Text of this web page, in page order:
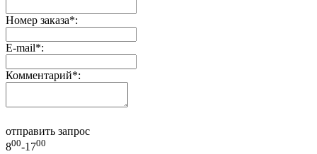
Номер заказа*:
E-mail*:
Комментарий*:
отправить запрос
800-1700